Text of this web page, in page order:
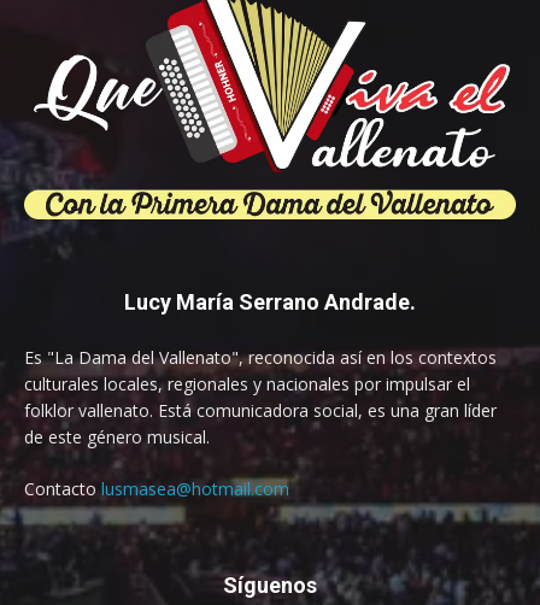
Lucy María Serrano Andrade.
Es "La Dama del Vallenato", reconocida así en los contextos
culturales locales, regionales y nacionales por impulsar el
folklor vallenato. Está comunicadora social, es una gran líder
de este género musical.
Contacto lusmasea@hotmail.com
Síguenos